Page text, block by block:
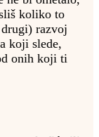
koliko to
razvoj
koji slede,
onih koji ti